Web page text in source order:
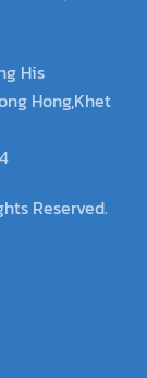
His
Hong,Khet
Reserved.